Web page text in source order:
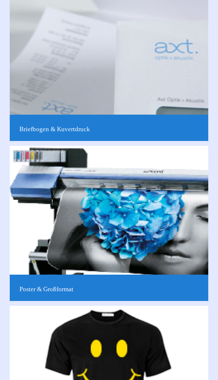
Briefbogen & Kuvertdruck
Für ein professionelles Auftreten im Geschäftsleben ist eine
individuelle Geschäftsausstattung unerlässlich.Ob Mailing,
Werbemaßnahme...
Poster & Großformat
Großformatdruck & Werbemittel aller Art finden Sie hier. Für
Großformataufkleber, Wandtatoos und andere selbstklebende
Produkte siehe...